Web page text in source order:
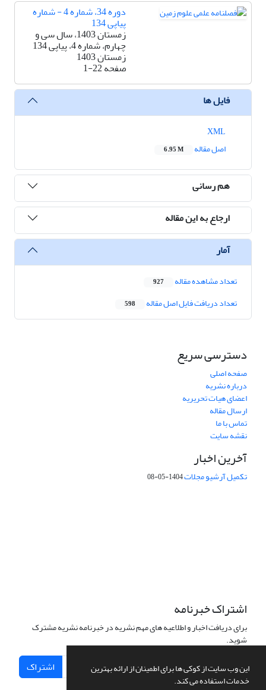
این وب سایت از کوکی ها برای اطمینان از ارائه بهترین
خدمات استفاده می کند.
دوره 34، شماره 4 - شماره
پیاپی 134
زمستان 1403، سال سی و
چهارم، شماره 4، پیاپی 134
زمستان 1403
صفحه1-22
فایل ها
اصل مقاله
6.95 M
هم رسانی
ارجاع به این مقاله
آمار
تعداد مشاهده مقاله 927
تعداد دریافت فایل اصل مقاله 598
دسترسی سریع
صفحه اصلی
درباره نشریه
اعضای هیات تحریریه
ارسال مقاله
تماس با ما
نقشه سایت
آخرین اخبار
تکمیل آرشیو مجلات1404-05-08
اشتراک خبرنامه
برای دریافت اخبار و اطلاعیه های مهم نشریه در خبرنامه نشریه مشترک
شوید.
اشتراک